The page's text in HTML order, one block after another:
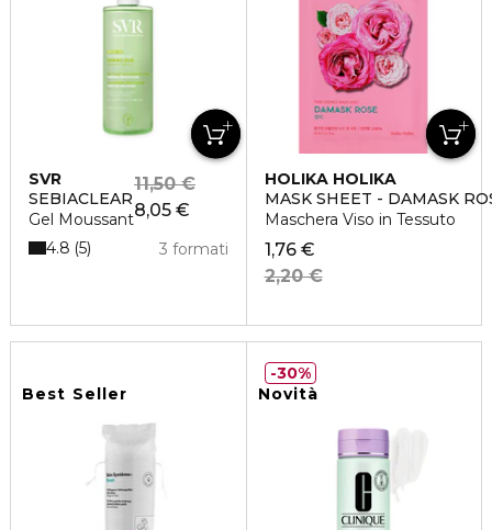
SVR
SEBIACLEAR
Gel Moussant8,05 €
11,50 €
3 formati
4.8 5
HOLIKA HOLIKA
MASK SHEET - DAMASK
Maschera Viso in Tessuto
1,76 €
2,20 €
Best Seller Novità
30%